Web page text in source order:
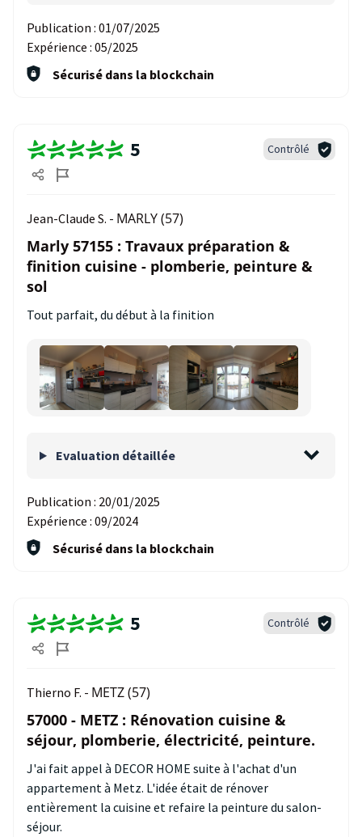
Publication : 01/07/2025
Expérience : 05/2025
Sécurisé dans la blockchain
5 Contrôlé
Jean-Claude S. - MARLY (57)
Marly 57155 : Travaux préparation &
finition cuisine - plomberie, peinture &
sol
Tout parfait, du début à la finition
Evaluation détaillée
Publication : 20/01/2025
Expérience : 09/2024
Sécurisé dans la blockchain
5 Contrôlé
Thierno F. - METZ (57)
57000 - METZ : Rénovation cuisine &
séjour, plomberie, électricité, peinture.
J'ai fait appel à DECOR HOME suite à l'achat d'un
appartement à Metz. L'idée était de rénover
entièrement la cuisine et refaire la peinture du salon-
séjour.